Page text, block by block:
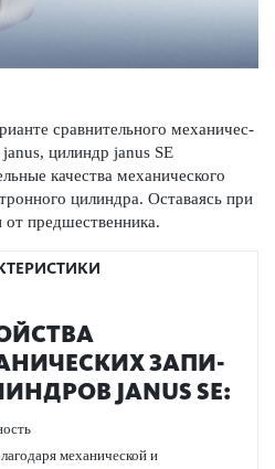
сравнительного механичес­
цилиндр janus SE
качества механичес­кого
цилиндра. Оста­ваясь при
предшес­т­венника.
ЗАПИ­
JANUS SE:
механической и